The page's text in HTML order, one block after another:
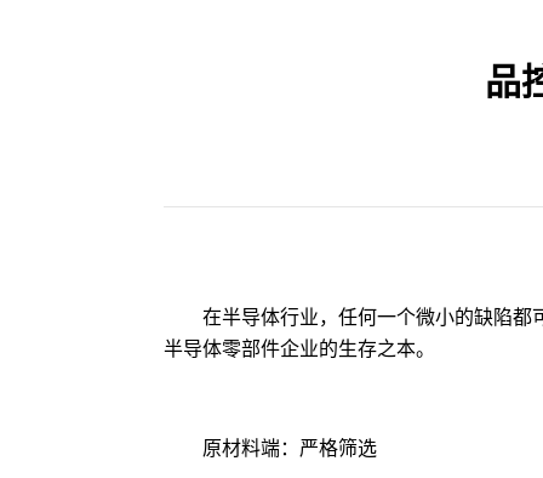
品
在半导体行业，任何一个微小的缺陷
半导体零部件企业的生存之本。
原材料端：严格筛选